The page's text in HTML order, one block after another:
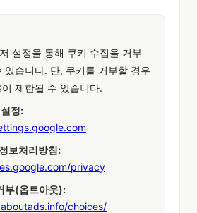
설정을 통해 쿠키 수집을 거부
있습니다. 단, 쿠키를 거부할 경우
제한될 수 있습니다.
정:
보처리방침:
privacy
부(옵트아웃):
choices/